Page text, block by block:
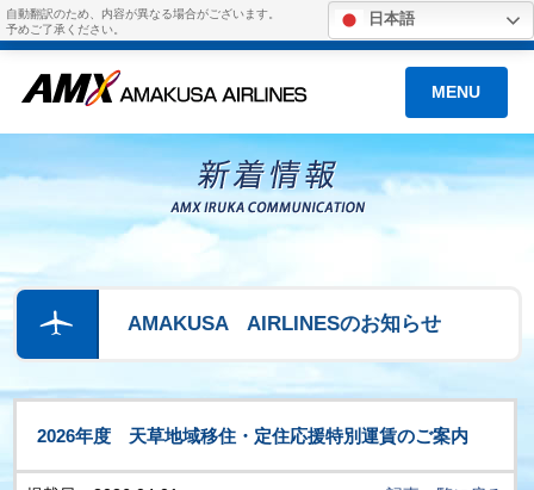
自動翻訳のため、内容が異なる場合がございます。
予めご了承ください。
日本語
MENU
AMAKUSA AIRLINESのお知らせ
2026年度 天草地域移住・定住応援特別運賃のご案内